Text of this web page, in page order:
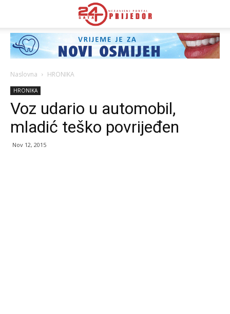
Naslovna HRONIKA
HRONIKA
Voz udario u automobil,
mladić teško povrijeđen
Nov 12, 2015